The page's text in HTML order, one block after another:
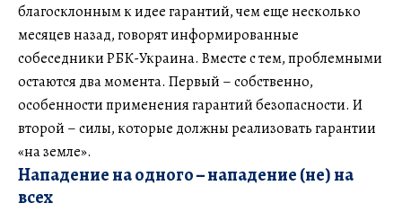
благосклонным к идее гарантий, чем еще несколько
месяцев назад, говорят информированные
собеседники РБК-Украина. Вместе с тем, проблемными
остаются два момента. Первый – собственно,
особенности применения гарантий безопасности. И
второй – силы, которые должны реализовать гарантии
«на земле».
Нападение на одного–нападение (не) на
всех